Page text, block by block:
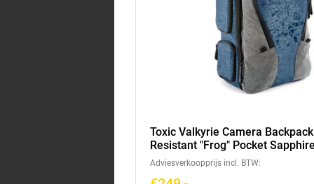
Toxic Valkyrie Camera
Resistant "Frog" Pocket
Adviesverkoopprijs incl. BTW: